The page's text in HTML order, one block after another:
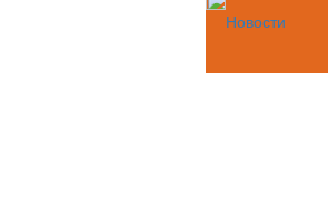
Новости